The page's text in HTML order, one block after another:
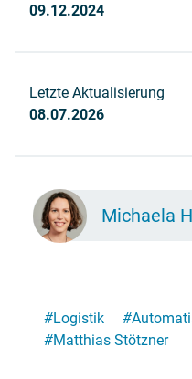
09.12.2024
Letzte Aktualisierung
08.07.2026
Michaela
#Logistik #
#Matthias Stötzner